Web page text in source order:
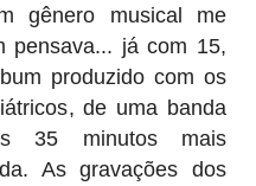
gênero musical me
pensava... já com 15,
produzido com os
de uma banda
35 minutos mais
As gravações dos